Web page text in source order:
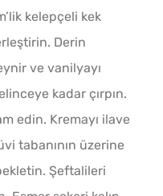
kelepçeli kek
Derin
ve vanilyayı
kadar çırpın.
edin. Kremayı ilave
tabanının üzerine
Şeftalileri